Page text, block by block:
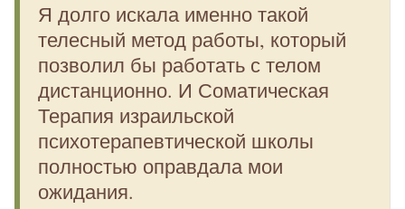
Я долго искала именно такой
телесный метод работы, который
позволил бы работать с телом
дистанционно. И Соматическая
Терапия израильской
психотерапевтической школы
полностью оправдала мои
ожидания.